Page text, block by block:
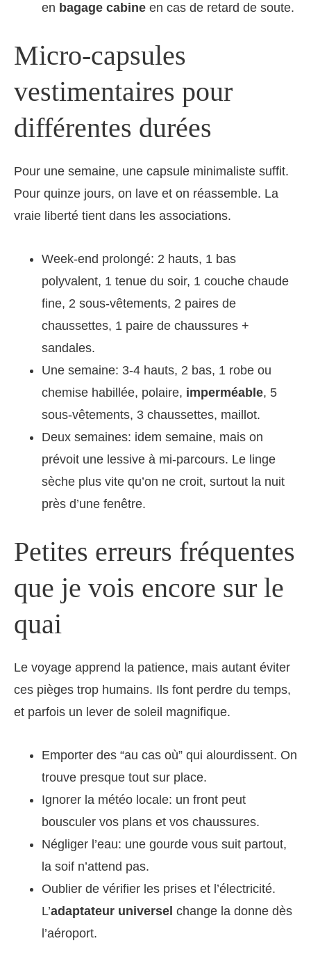
en bagage cabine en cas de retard de soute.
Micro-capsules
vestimentaires pour
différentes durées
Pour une semaine, une capsule minimaliste suffit.
Pour quinze jours, on lave et on réassemble. La
vraie liberté tient dans les associations.
Week-end prolongé: 2 hauts, 1 bas
polyvalent, 1 tenue du soir, 1 couche chaude
fine, 2 sous-vêtements, 2 paires de
chaussettes, 1 paire de chaussures +
sandales.
Une semaine: 3-4 hauts, 2 bas, 1 robe ou
chemise habillée, polaire, imperméable, 5
sous-vêtements, 3 chaussettes, maillot.
Deux semaines: idem semaine, mais on
prévoit une lessive à mi-parcours. Le linge
sèche plus vite qu’on ne croit, surtout la nuit
près d’une fenêtre.
Petites erreurs fréquentes
que je vois encore sur le
quai
Le voyage apprend la patience, mais autant éviter
ces pièges trop humains. Ils font perdre du temps,
et parfois un lever de soleil magnifique.
Emporter des “au cas où” qui alourdissent. On
trouve presque tout sur place.
Ignorer la météo locale: un front peut
bousculer vos plans et vos chaussures.
Négliger l’eau: une gourde vous suit partout,
la soif n’attend pas.
Oublier de vérifier les prises et l’électricité.
L’adaptateur universel change la donne dès
l’aéroport.